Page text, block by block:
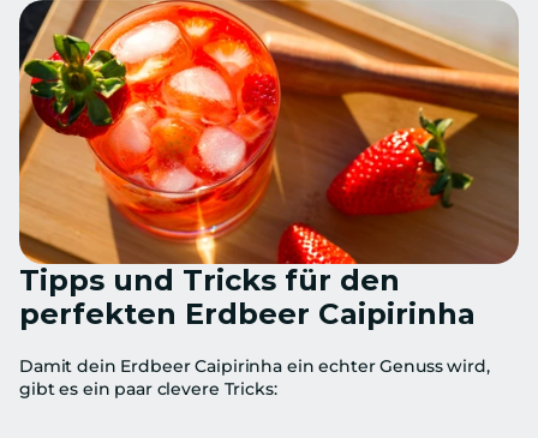
Tipps und Tricks für den
perfekten Erdbeer Caipirinha
Damit dein Erdbeer Caipirinha ein echter Genuss wird,
gibt es ein paar clevere Tricks: